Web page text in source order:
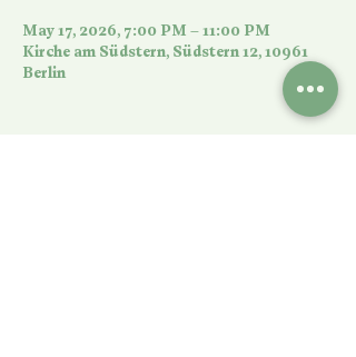
May 17, 2026, 7:00 PM – 11:00 PM
Kirche am Südstern, Südstern 12, 10961
Berlin